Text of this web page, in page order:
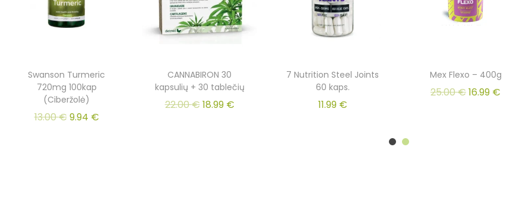
Swanson Turmeric
720mg 100kap
(Ciberžolė)
13.00€9.94 €
CANNABIRON 30
kapsulių + 30 tablečių
22.00€18.99 €
7 Nutrition Steel Joints
60 kaps.
11.99 €
Mex Flexo – 400g
25.00€16.99 €